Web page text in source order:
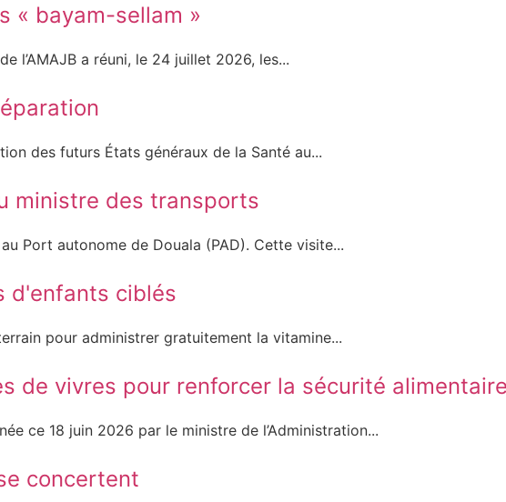
« bayam-sellam »
l’AMAJB a réuni, le 24 juillet 2026, les...
des futurs États généraux de la Santé au...
ministre des transports
Port autonome de Douala (PAD). Cette visite...
d'enfants ciblés
pour administrer gratuitement la vitamine...
de vivres pour renforcer la sécurité alimentaire
ce 18 juin 2026 par le ministre de l’Administration...
concertent